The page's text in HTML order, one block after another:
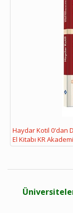
Haydar Kotil 0'dan
El Kitabı KR